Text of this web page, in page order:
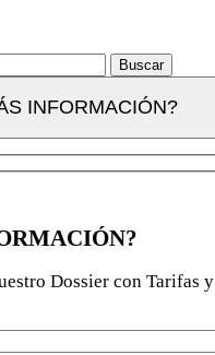
INFORMACIÓN?
Dossier con Tarifas y